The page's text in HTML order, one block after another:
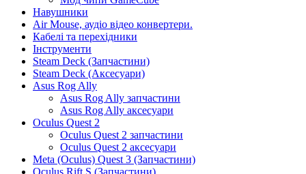
Навушники
Air Mouse, аудіо відео конвертери.
Кабелі та перехідники
Інструменти
Steam Deck (Запчастини)
Steam Deck (Аксесуари)
Asus Rog Ally
Asus Rog Ally запчастини
Asus Rog Ally аксесуари
Oculus Quest 2
Oculus Quest 2 запчастини
Oculus Quest 2 аксесуари
Meta (Oculus) Quest 3 (Запчастини)
Oculus Rift S (Запчастини)